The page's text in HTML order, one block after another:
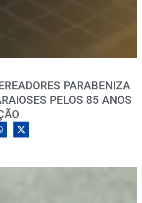
PARABENIZA
PELOS 85 ANOS